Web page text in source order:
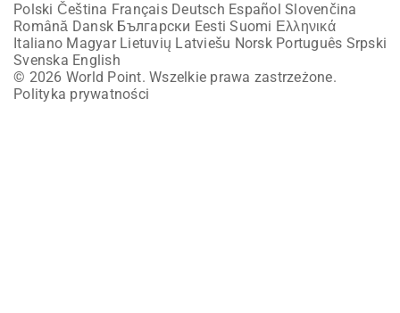
Polski Čeština Français Deutsch Español Slovenčina
Română Dansk Български Eesti Suomi Ελληνικά
Italiano Magyar Lietuvių Latviešu Norsk Português Srpski
Svenska English
© 2026 World Point. Wszelkie prawa zastrzeżone.
Polityka prywatności